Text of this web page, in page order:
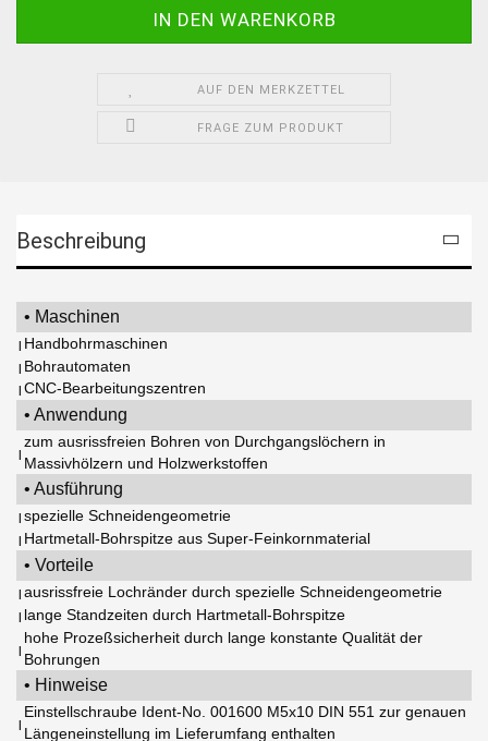
AUF DEN MERKZETTEL
FRAGE ZUM PRODUKT
Beschreibung
• Maschinen
| Handbohrmaschinen
| Bohrautomaten
| CNC-Bearbeitungszentren
• Anwendung
|
zum ausrissfreien Bohren von Durchgangslöchern in
Massivhölzern und Holzwerkstoffen
• Ausführung
| spezielle Schneidengeometrie
| Hartmetall-Bohrspitze aus Super-Feinkornmaterial
• Vorteile
| ausrissfreie Lochränder durch spezielle Schneidengeometrie
| lange Standzeiten durch Hartmetall-Bohrspitze
|
hohe Prozeßsicherheit durch lange konstante Qualität der
Bohrungen
• Hinweise
|
Einstellschraube Ident-No. 001600 M5x10 DIN 551 zur genauen
Längeneinstellung im Lieferumfang enthalten